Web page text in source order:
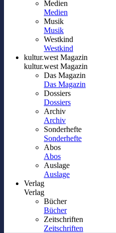
Medien
Medien
Musik
Musik
Westkind
Westkind
kultur.west Magazin
kultur.west Magazin
Das Magazin
Das Magazin
Dossiers
Dossiers
Archiv
Archiv
Sonderhefte
Sonderhefte
Abos
Abos
Auslage
Auslage
Verlag
Verlag
Bücher
Bücher
Zeitschriften
Zeitschriften